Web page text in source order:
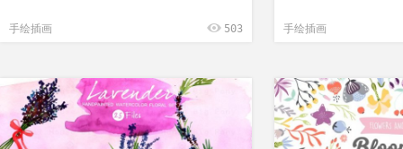
手绘插画 503 手绘插画